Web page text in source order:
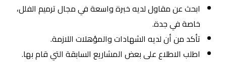
ابحث عن مقاول لديه خبرة واسعة في مجال ترميم الفلل،
خاصة في جدة.
تأكد من أن لديه الشهادات والمؤهلات اللازمة.
اطلب الاطلاع على بعض المشاريع السابقة التي قام بها.